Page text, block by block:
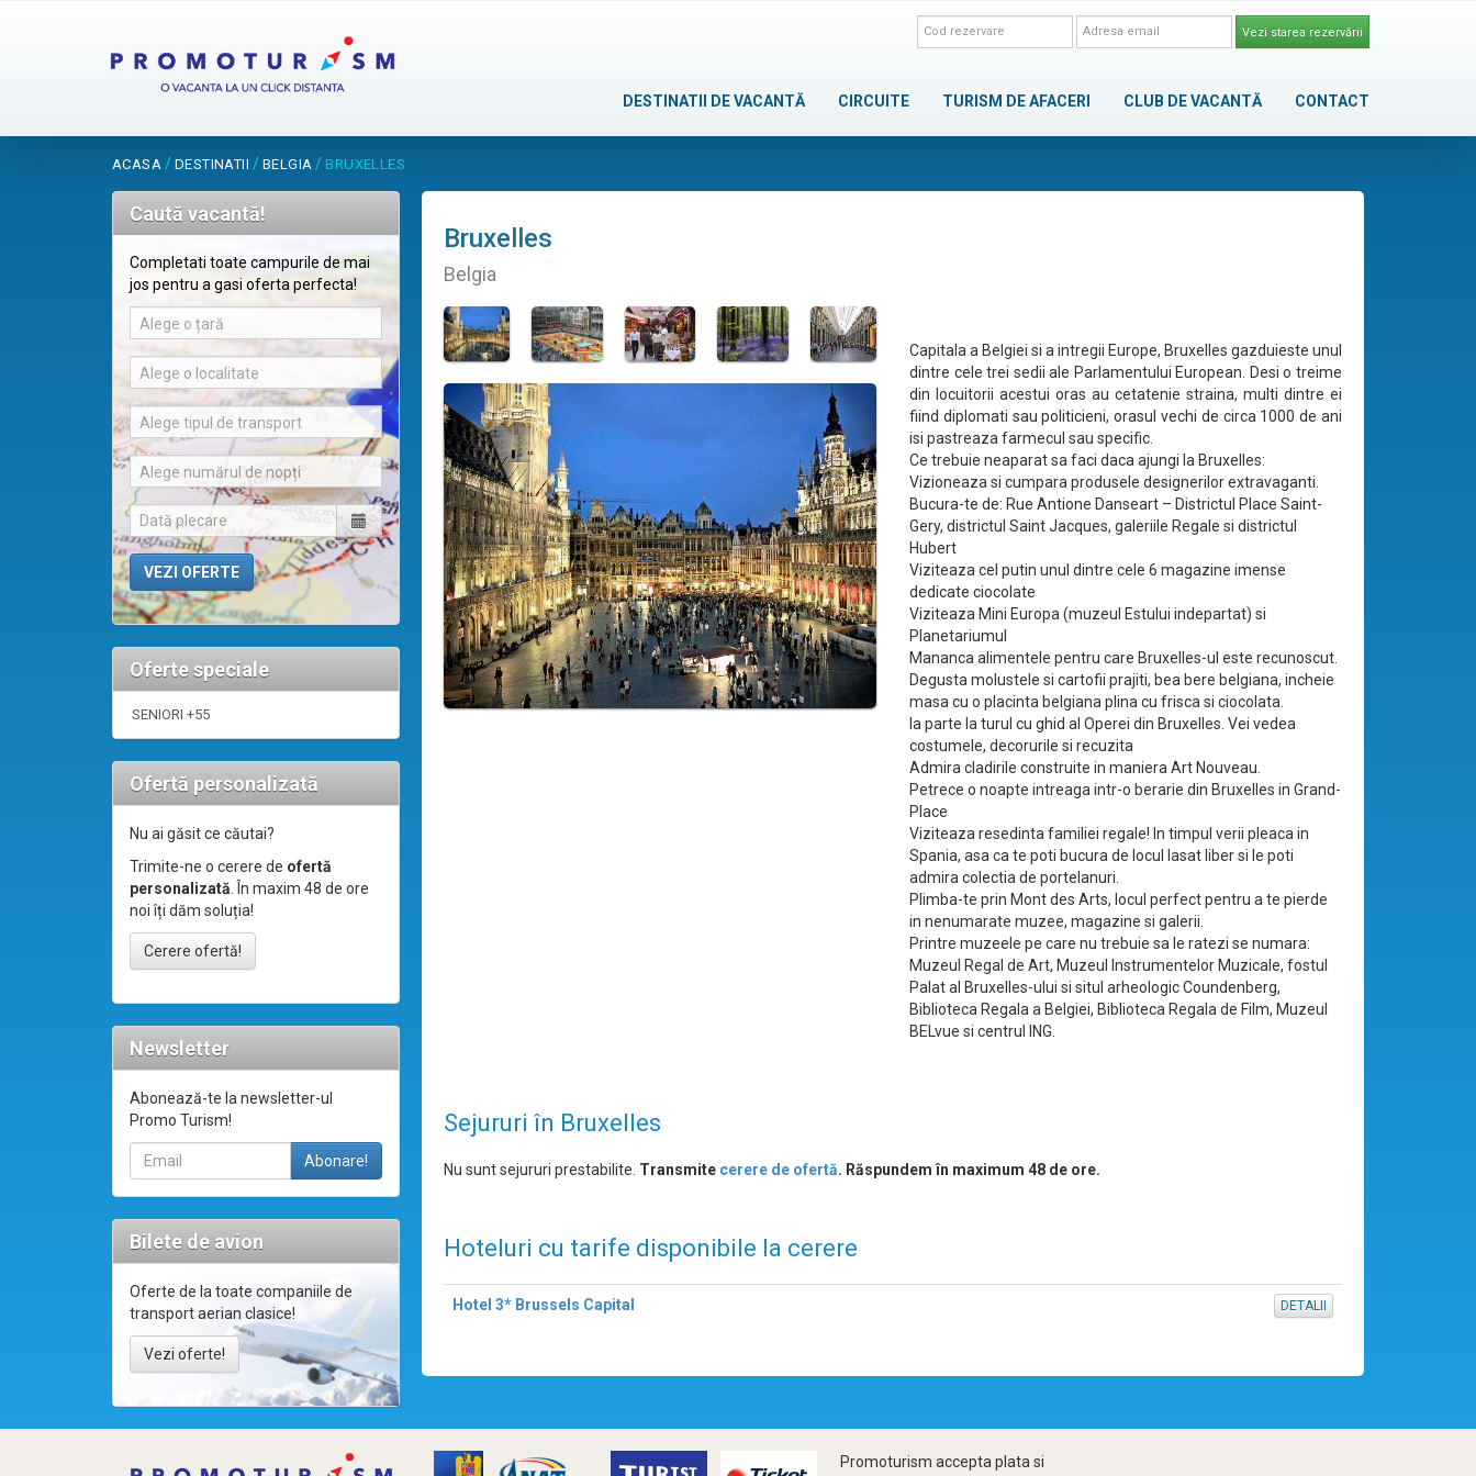
Vezi starea rezervării
DESTINATII DE VACANTĂ CIRCUITE TURISM DE AFACERI CLUB DE VACANTĂ CONTACT
ACASA / DESTINATII / BELGIA / BRUXELLES
Caută vacantă!
Completati toate campurile de mai
jos pentru a gasi oferta perfecta!
Alege o țară
Alege o localitate
Alege tipul de transport
Alege numărul de nopți
Oferte speciale
SENIORI +55
Ofertă personalizată
Nu ai găsit ce căutai?
Trimite-ne o cerere de ofertă
personalizată. În maxim 48 de ore
noi îți dăm soluția!
Cerere ofertă!
Newsletter
Abonează-te la newsletter-ul
Promo Turism!
Bilete de avion
Oferte de la toate companiile de
transport aerian clasice!
Vezi oferte!
Bruxelles
Belgia
Capitala a Belgiei si a intregii Europe, Bruxelles gazduieste unul
dintre cele trei sedii ale Parlamentului European. Desi o treime
din locuitorii acestui oras au cetatenie straina, multi dintre ei
fiind diplomati sau politicieni, orasul vechi de circa 1000 de ani
isi pastreaza farmecul sau specific.
Ce trebuie neaparat sa faci daca ajungi la Bruxelles:
Vizioneaza si cumpara produsele designerilor extravaganti.
Bucura-te de: Rue Antione Danseart – Districtul Place Saint-
Gery, districtul Saint Jacques, galeriile Regale si districtul
Hubert
Viziteaza cel putin unul dintre cele 6 magazine imense
dedicate ciocolate
Viziteaza Mini Europa (muzeul Estului indepartat) si
Planetariumul
Mananca alimentele pentru care Bruxelles-ul este recunoscut.
Degusta molustele si cartofii prajiti, bea bere belgiana, incheie
masa cu o placinta belgiana plina cu frisca si ciocolata.
Ia parte la turul cu ghid al Operei din Bruxelles. Vei vedea
costumele, decorurile si recuzita
Admira cladirile construite in maniera Art Nouveau.
Petrece o noapte intreaga intr-o berarie din Bruxelles in Grand-
Place
Viziteaza resedinta familiei regale! In timpul verii pleaca in
Spania, asa ca te poti bucura de locul lasat liber si le poti
admira colectia de portelanuri.
Plimba-te prin Mont des Arts, locul perfect pentru a te pierde
in nenumarate muzee, magazine si galerii.
Printre muzeele pe care nu trebuie sa le ratezi se numara:
Muzeul Regal de Art, Muzeul Instrumentelor Muzicale, fostul
Palat al Bruxelles-ului si situl arheologic Coundenberg,
Biblioteca Regala a Belgiei, Biblioteca Regala de Film, Muzeul
BELvue si centrul ING.
Sejururi în Bruxelles
Nu sunt sejururi prestabilite. Transmite cerere de ofertă. Răspundem în maximum 48 de ore.
Hoteluri cu tarife disponibile la cerere
Hotel 3* Brussels Capital DETALII
Promoturism accepta plata si